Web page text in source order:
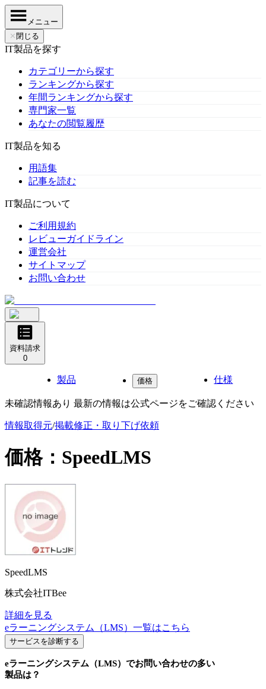
メニュー
✕ 閉じる
IT製品を探す
カテゴリーから探す
ランキングから探す
年間ランキングから探す
専門家一覧
あなたの閲覧履歴
IT製品を知る
用語集
記事を読む
IT製品について
ご利用規約
レビューガイドライン
運営会社
サイトマップ
お問い合わせ
資料請求
0
製品 価格 仕様
未確認情報あり 最新の情報は公式ページをご確認ください
情報取得元/掲載修正・取り下げ依頼
価格： SpeedLMS
SpeedLMS
株式会社ITBee
詳細を見る
eラーニングシステム（LMS） 一覧はこちら
サービスを診断する
eラーニングシステム（LMS） でお問い合わせの多い
製品は？